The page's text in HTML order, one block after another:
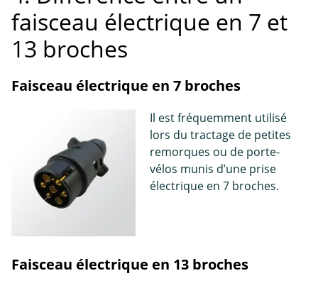
faisceau électrique en 7 et
13 broches
Faisceau électrique en 7 broches
Il est fréquemment utilisé
lors du tractage de petites
remorques ou de porte-
vélos munis d’une prise
électrique en 7 broches.
Faisceau électrique en 13 broches